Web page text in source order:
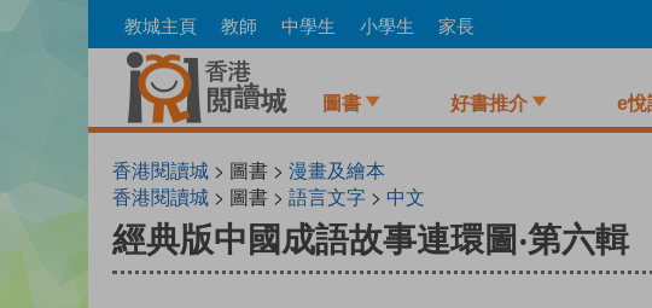
to
教城主頁 教師 中學生 小學生 家長
圖書 好書推介 e悅
香港閱讀城 > 圖書 >漫畫及繪本
香港閱讀城 > 圖書 >語言文字 > 中文
經典版中國成語故事連環圖‧第六輯